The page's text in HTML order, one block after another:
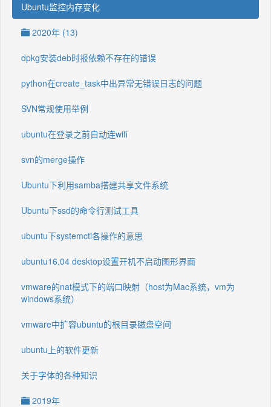
Ubuntu监控内存变化
2020年 (13)
dpkg安装deb时报依赖不存在的错误
python在create_task中出异常无错误日志的问题
SVN常规使用举例
ubuntu在登录之前自动连wifi
svn的merge操作
Ubuntu下利用samba搭建共享文件系统
Ubuntu下ssd的命令行测试工具
ubuntu下systemctl各操作的意思
ubuntu16.04 desktop设置开机不启动图形界面
vmware的nat模式下的端口映射（host为Mac系统，vm为
windows系统）
vmware中扩容ubuntu的根目录磁盘空间
ubuntu上的软件更新
关于字体的各种知识
2019年